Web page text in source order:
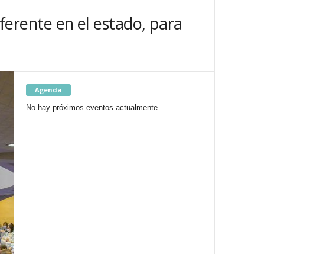
en el estado, para
Agenda
No hay próximos eventos actualmente.